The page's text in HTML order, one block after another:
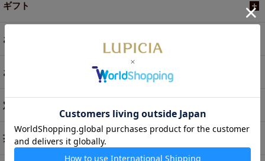
ギフト
お菓子・食品・飲料
お買い得商品
定期便
茶器・オリジナルグッズ